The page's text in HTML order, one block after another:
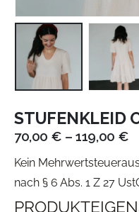
STUFENKLEID
70,00 € –119,00 €
Kein
nach § 6 Abs. 1 Z 27